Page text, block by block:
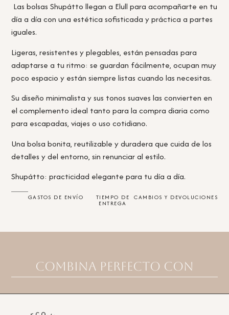
Las bolsas Shupátto llegan a Elull para acompañarte en tu
día a día con una estética sofisticada y práctica a partes
iguales.
Ligeras, resistentes y plegables, están pensadas para
adaptarse a tu ritmo: se guardan fácilmente, ocupan muy
poco espacio y están siempre listas cuando las necesitas.
Su diseño minimalista y sus tonos suaves las convierten en
el complemento ideal tanto para la compra diaria como
para escapadas, viajes o uso cotidiano.
Una bolsa bonita, reutilizable y duradera que cuida de los
detalles y del entorno, sin renunciar al estilo.
Shupátto: practicidad elegante para tu día a día.
GASTOS DE ENVÍO TIEMPO DE
ENTREGA
CAMBIOS Y DEVOLUCIONES
Combina perfecto con